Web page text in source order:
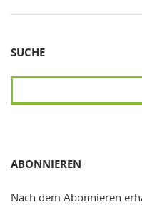
SUCHE
ABONNIEREN
Nach dem Abonnieren